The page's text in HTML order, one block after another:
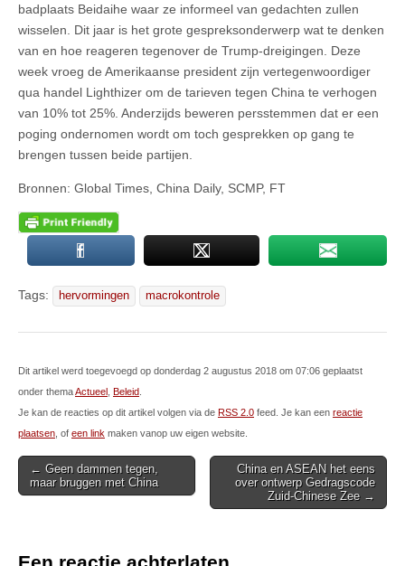
badplaats Beidaihe waar ze informeel van gedachten zullen
wisselen. Dit jaar is het grote gespreksonderwerp wat te denken
van en hoe reageren tegenover de Trump-dreigingen. Deze
week vroeg de Amerikaanse president zijn vertegenwoordiger
qua handel Lighthizer om de tarieven tegen China te verhogen
van 10% tot 25%. Anderzijds beweren persstemmen dat er een
poging ondernomen wordt om toch gesprekken op gang te
brengen tussen beide partijen.
Bronnen: Global Times, China Daily, SCMP, FT
Tags: hervormingen macrokontrole
Dit artikel werd toegevoegd op donderdag 2 augustus 2018 om 07:06 geplaatst
onder themaActueel Beleid
Je kan de reacties op dit artikel volgen via de RSS 2.0 feed. Je kan een reactie
plaatsen , of een link maken vanop uw eigen website.
Post
navigation
← Geen dammen tegen,
maar bruggen met China
China en ASEAN het eens
over ontwerp Gedragscode
Zuid-Chinese Zee →